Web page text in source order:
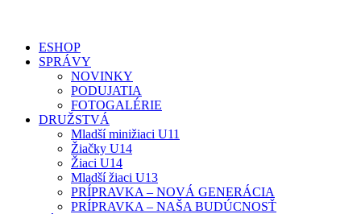
ESHOP
SPRÁVY
NOVINKY
PODUJATIA
FOTOGALÉRIE
DRUŽSTVÁ
Mladší minižiaci U11
Žiačky U14
Žiaci U14
Mladší žiaci U13
PRÍPRAVKA – NOVÁ GENERÁCIA
PRÍPRAVKA – NAŠA BUDÚCNOSŤ